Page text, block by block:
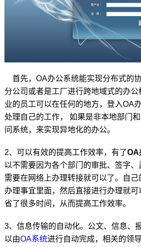
首先，OA办公系统能实现分布式的
分公司或者是工厂进行跨地域式的办
业的员工可以在任何的地方，登入OA
处理自己的工作， 如果是非本地部门
问系统，来实现异地化的办公。
2、可以有效的提高工作效率，有了OA
以不需要因为各个部门的审批、签字
需要在网络上办理转接就可以了。自
办理事宜里面，然后直接进行办理就
省了很多时间，从而提高工作效率。
3、信息传输的自动化。公文、信息、
以由OA系统进行自动完成，相关的领